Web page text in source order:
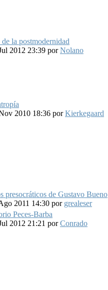
la postmodernidad
2012 23:39 porNolano
2010 18:36 porKierkegaard
presocráticos de Gustavo Bueno
2011 14:30 por grealeser
Peces-Barba
2012 21:21 porConrado